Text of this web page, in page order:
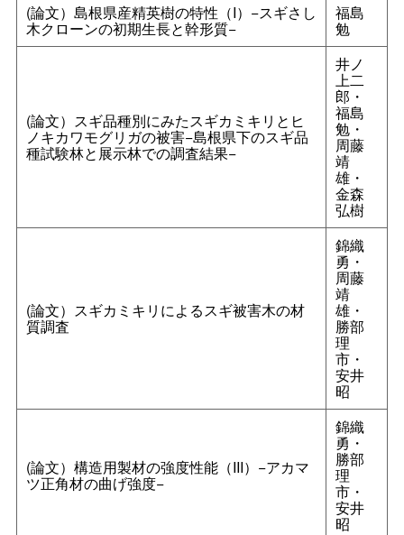
(論文）島根県産精英樹の特性（I）−スギさし
木クローンの初期生長と幹形質−
福島
勉
(論文）スギ品種別にみたスギカミキリとヒ
ノキカワモグリガの被害−島根県下のスギ品
種試験林と展示林での調査結果−
井ノ
上二
郎・
福島
勉・
周藤
靖
雄・
金森
弘樹
(論文）スギカミキリによるスギ被害木の材
質調査
錦織
勇・
周藤
靖
雄・
勝部
理
市・
安井
昭
(論文）構造用製材の強度性能（III）−アカマ
ツ正角材の曲げ強度−
錦織
勇・
勝部
理
市・
安井
昭